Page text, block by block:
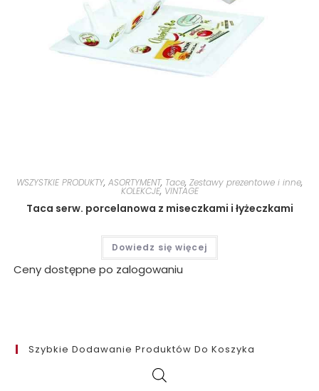
WSZYSTKIE PRODUKTY, ASORTYMENT, Tace, Zestawy prezentowe i inne,
KOLEKCJE, VINTAGE
Taca serw. porcelanowa z miseczkami i łyżeczkami
Dowiedz się więcej
Ceny dostępne po zalogowaniu
Szybkie Dodawanie Produktów Do Koszyka